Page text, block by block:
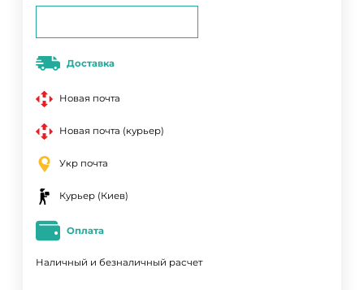
Доставка
Новая почта
Новая почта (курьер)
Укр почта
Курьер (Киев)
Оплата
Наличный и безналичный расчет